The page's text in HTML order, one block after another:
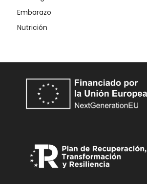
Embarazo
Nutrición